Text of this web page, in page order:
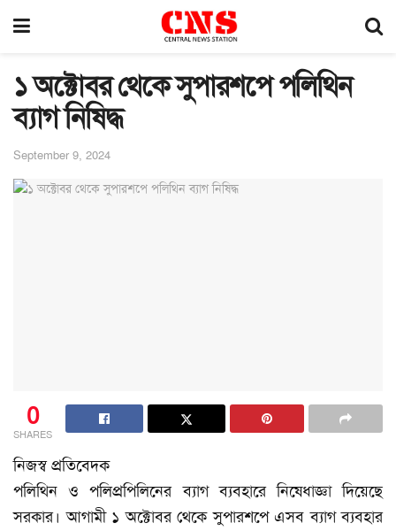
১ অক্টোবর থেকে সুপারশপে পলিথিন
ব্যাগ নিষিদ্ধ
September 9, 2024
0
SHARES
নিজস্ব প্রতিবেদক
পলিথিন ও পলিপ্রপিলিনের ব্যাগ ব্যবহারে নিষেধাজ্ঞা দিয়েছে
সরকার। আগামী ১ অক্টোবর থেকে সুপারশপে এসব ব্যাগ ব্যবহার